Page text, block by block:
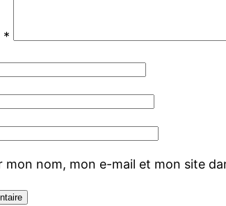
*
mon nom, mon e-mail et mon site